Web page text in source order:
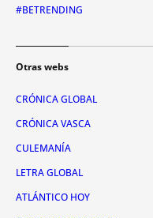
#BETRENDING
Otras webs
CRÓNICA GLOBAL
CRÓNICA VASCA
CULEMANÍA
LETRA GLOBAL
ATLÁNTICO HOY